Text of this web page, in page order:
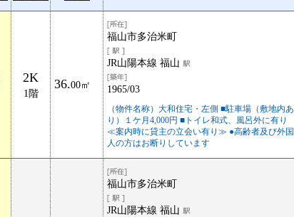
2K
1階
36.00㎡
福山市多治米町
JR山陽本線 福山
1965/03
（物件名称）大和住宅・左側 ■駐車場（敷地内あ
り）１ケ月4,000円 ■トイレ和式、風呂外に有り
≪案内時に貸主の立会い有り≫ ●高齢者及び外国
人の方はお断りしています
福山市多治米町
JR山陽本線 福山